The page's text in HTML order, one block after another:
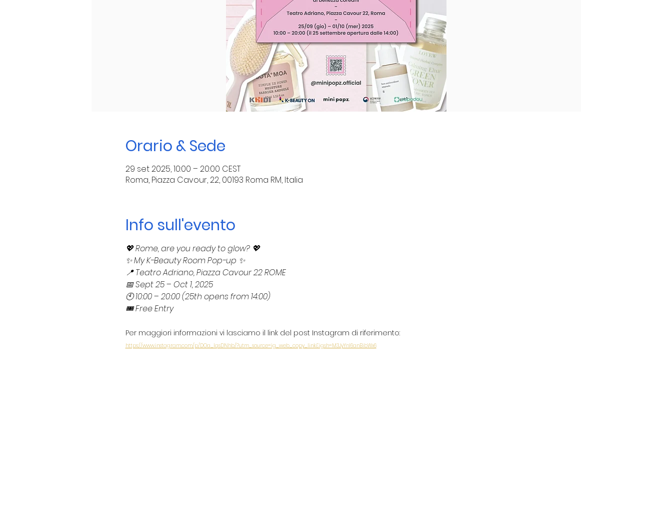
Orario & Sede
29 set 2025, 10:00 – 20:00 CEST
Roma, Piazza Cavour, 22, 00193 Roma RM, Italia
Info sull'evento
💖 Rome, are you ready to glow? 💖
✨ My K-Beauty Room Pop-up ✨
📍 Teatro Adriano, Piazza Cavour 22 ROME
📅 Sept 25 – Oct 1, 2025
🕙 10:00 – 20:00 (25th opens from 14:00)
🎟 Free Entry
Per maggiori informazioni vi lasciamo il link del post Instagram di riferimento:
https://www.instagram.com/p/DOa_IqsDNhb/?utm_source=ig_web_copy_link&igsh=M3JyYnl6anBibWx6